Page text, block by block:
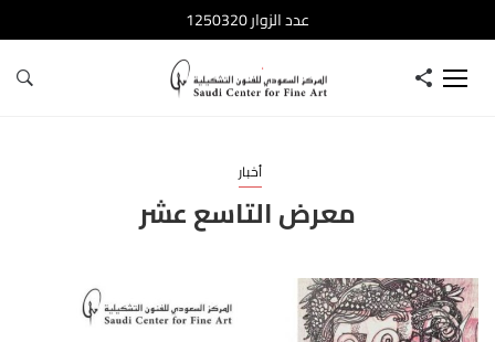
عدد الزوار 1250320
أخبار
معرض التاسع عشر